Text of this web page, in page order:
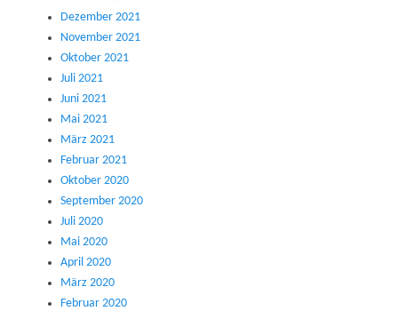
Dezember 2021
November 2021
Oktober 2021
Juli 2021
Juni 2021
Mai 2021
März 2021
Februar 2021
Oktober 2020
September 2020
Juli 2020
Mai 2020
April 2020
März 2020
Februar 2020